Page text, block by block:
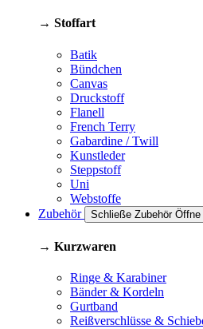
→ Stoffart
Batik
Bündchen
Canvas
Druckstoff
Flanell
French Terry
Gabardine / Twill
Kunstleder
Steppstoff
Uni
Webstoffe
Zubehör
Schließe Zubehör Öffne
→ Kurzwaren
Ringe & Karabiner
Bänder & Kordeln
Gurtband
Reißverschlüsse &